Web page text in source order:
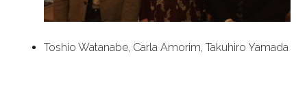
Toshio Watanabe, Carla Amorim, Takuhiro Yamada